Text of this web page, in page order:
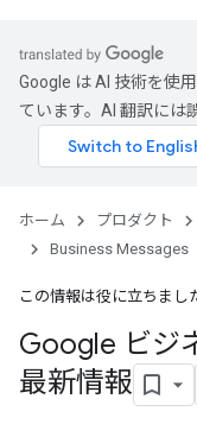
Google は AI 技術を使
ています。AI 翻訳には
ホーム プロダクト
Business Messages
この情報は役に立ちまし
Google ビジ
最新情報